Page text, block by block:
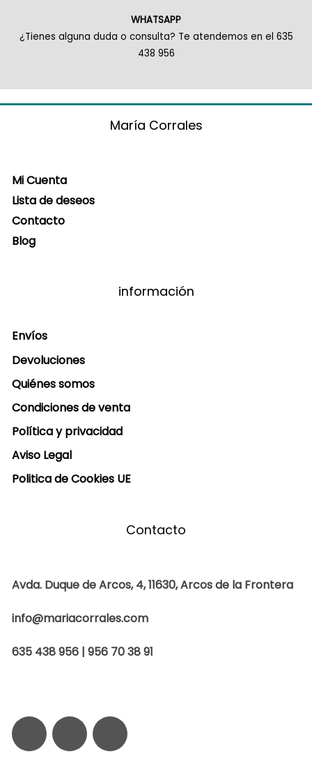
WHATSAPP
¿Tienes alguna duda o consulta? Te atendemos en el 635
438 956
María Corrales
Mi Cuenta
Lista de deseos
Contacto
Blog
información
Envíos
Devoluciones
Quiénes somos
Condiciones de venta
Política y privacidad
Aviso Legal
Politica de Cookies UE
Contacto
Avda. Duque de Arcos, 4, 11630, Arcos de la Frontera
info@mariacorrales.com
635 438 956 | 956 70 38 91
F I W